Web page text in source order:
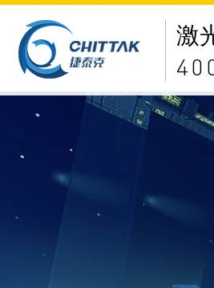
激